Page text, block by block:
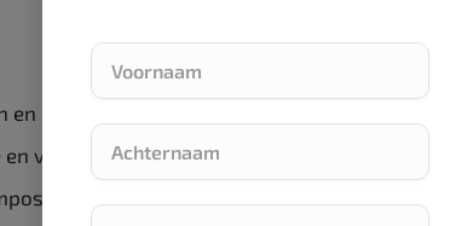
en de ontwikkeling van composiettechnologie
vruchtbare ervaring met
die voornamelijk op